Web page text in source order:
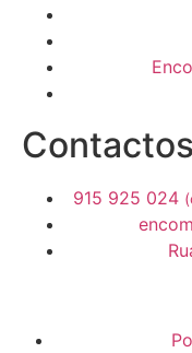
Contactos
915 925 024